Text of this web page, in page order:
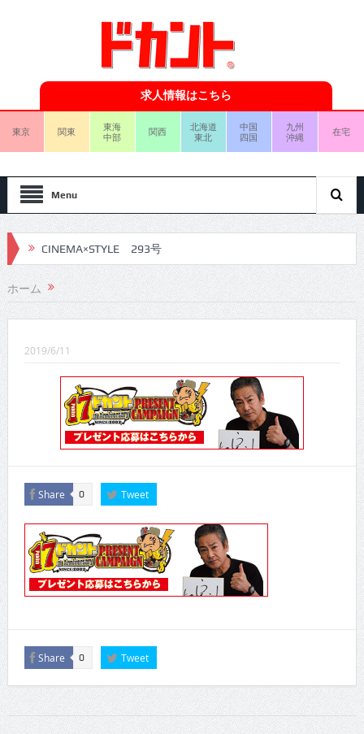
求人情報はこちら
東京 関東
東海
中部
関西
北海道
東北
中国
四国
九州
沖縄
在宅
Menu
CINEMA×STYLE 293号
CINEMA×STYLE 292号
CINEMA×STYLE 291号
CINEMA×STYLE 288号
CINEMA×STYLE 287号
CINEMA×STYLE 285号
CINEMA×STYLE 294号
ホーム
2019/6/11
Share 0 Tweet
Share 0 Tweet